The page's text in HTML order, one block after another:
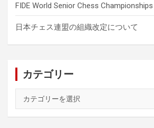
FIDE World Senior Chess
日本チェス連盟の組織改定について
カテゴリー
ゴ